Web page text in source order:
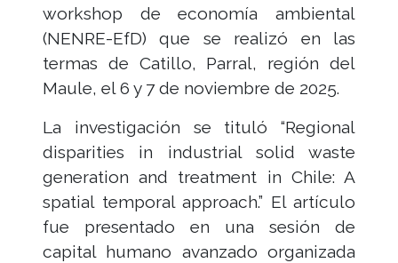
workshop de economía ambiental
(NENRE-EfD) que se realizó en las
termas de Catillo, Parral, región del
Maule, el 6 y 7 de noviembre de 2025.
La investigación se tituló “Regional
disparities in industrial solid waste
generation and treatment in Chile: A
spatial temporal approach.” El artículo
fue presentado en una sesión de
capital humano avanzado organizada